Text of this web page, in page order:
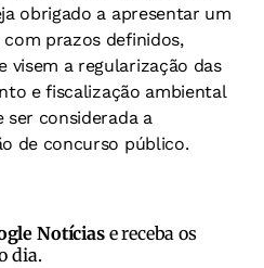
obrigado a apresentar um
prazos definidos,
visem a regularização das
e fiscalização ambiental
ser considerada a
de concurso público.
Notíciase receba os
dia.